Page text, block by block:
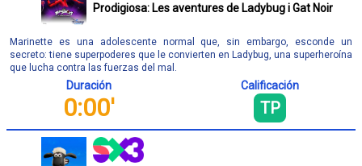
Prodigiosa: Les aventures de Ladybug i Gat Noir
Marinette es una adolescente normal que, sin embargo, esconde un
secreto: tiene superpoderes que le convierten en Ladybug, una superheroína
que lucha contra las fuerzas del mal.
Duración
0:00'
Calificación
TP